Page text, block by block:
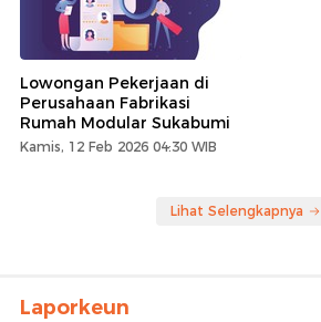
Lowongan Pekerjaan di
Perusahaan Fabrikasi
Rumah Modular Sukabumi
Kamis, 12 Feb 2026 04:30 WIB
Lihat Selengkapnya
Laporkeun